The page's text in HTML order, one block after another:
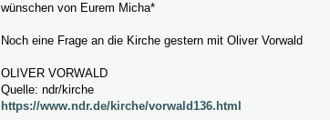
wünschen von Eurem Micha*
Noch eine Frage an die Kirche gestern mit Oliver Vorwald
OLIVER VORWALD
Quelle: ndr/kirche
https://www.ndr.de/kirche/vorwald136.html